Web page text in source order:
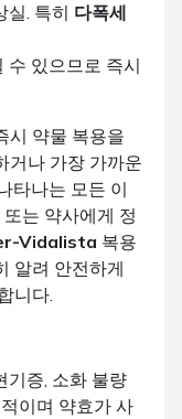
실. 특히 다폭세
수 있으므로 즉시
시 약물 복용을
거나 가장 가까운
타나는 모든 이
는 약사에게 정
Vidalista 복용
알려 안전하게
니다.
기증, 소화 불량
이며 약효가 사